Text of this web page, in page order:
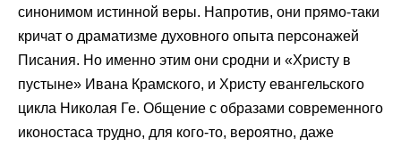
синонимом истинной веры. Напротив, они прямо-таки
кричат о драматизме духовного опыта персонажей
Писания. Но именно этим они сродни и «Христу в
пустыне» Ивана Крамского, и Христу евангельского
цикла Николая Ге. Общение с образами современного
иконостаса трудно, для кого-то, вероятно, даже